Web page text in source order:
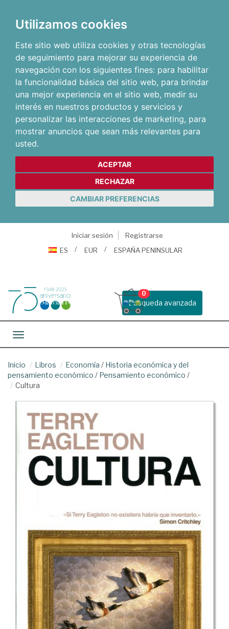
Utilizamos cookies
Este sitio web utiliza cookies y otras tecnologías
de seguimiento para mejorar su experiencia de
navegación con los siguientes fines: para habilitar
la funcionalidad básica del sitio web, para brindar
una mejor experiencia en el sitio web, medir su
interés en nuestros productos y servicios y
personalizar las interacciones de marketing, para
mostrar anuncios que sean más relevantes para
usted.
ACEPTAR
RECHAZAR
CAMBIAR PREFERENCIAS
Iniciar sesión
Registrarse
ES
EUR ESPAÑA PENINSULAR
Busqueda avanzada
0
Toggle navigation
Inicio Libros Economía / Historia económica y del
pensamiento económico / Pensamiento económico /
Cultura